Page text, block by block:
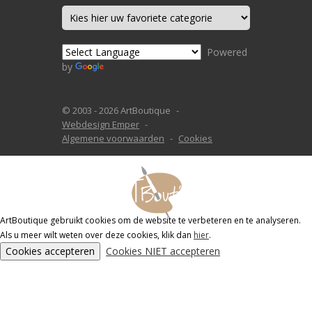
Powered
by
© 2003 - 2026 ArtBoutique
Webdesign Emper
Algemene voorwaarden
Cookies
ArtBoutique gebruikt cookies om de website te verbeteren en te analyseren.
Als u meer wilt weten over deze cookies, klik dan hier.
Cookies accepteren Cookies NIET accepteren